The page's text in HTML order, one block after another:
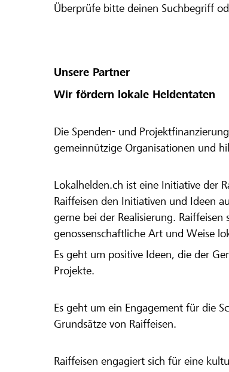
Überprüfe bitte deinen Suchbegriff
Unsere Partner
Wir fördern lokale Heldentaten
Die Spenden- und
gemeinnützige Organisationen und
Lokalhelden.ch ist eine Initiative der
Raiffeisen den Initiativen und Ideen
gerne bei der Realisierung.
genossenschaftliche Art und Weise
Es geht um positive Ideen, die der
Projekte.
Es geht um ein Engagement für die
Grundsätze von Raiffeisen.
Raiffeisen engagiert sich für eine